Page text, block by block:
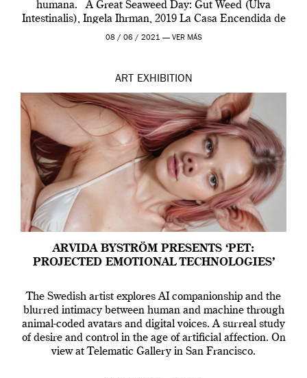
humana. A Great Seaweed Day: Gut Weed (Ulva
Intestinalis), Ingela Ihrman, 2019 La Casa Encendida de
Madrid y la Wellcome […]
08 / 06 / 2021 — VER MÁS
ART EXHIBITION
ARVIDA BYSTRÖM PRESENTS ‘PET:
PROJECTED EMOTIONAL TECHNOLOGIES’
The Swedish artist explores AI companionship and the
blurred intimacy between human and machine through
animal-coded avatars and digital voices. A surreal study
of desire and control in the age of artificial affection. On
view at Telematic Gallery in San Francisco.